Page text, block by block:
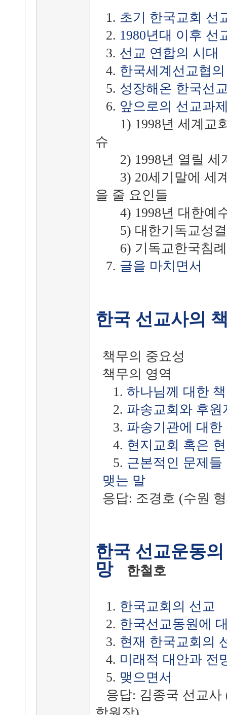
1. 초기 한국교회 선
2. 1980년대 이후 선
3. 선교 연합의 시대
4. 한국세계선교협
5. 성장해온 한국선
6. 앞으로의 선교과
1) 1998년 세계교
슈
2) 1998년 열릴 세
3) 20세기말에 세
을 줄 요인들
4) 1998년 대한예
5) 대한기독교성결
6) 기독교한국침
7. 글을 마치면서
한국 선교사의
책무의 중요성
책무의 영역
1. 하나님께 대한
2. 파송교회와 후
3. 파송기관에 대한
4. 현지교회 혹은
5. 근본적인 문제들
맺는 말
응답: 조경호 (수원
한국 선교운동
망
한철호
1. 한국교회의 선교
2. 한국선교동원에
3. 현재 한국교회의
4. 미래적 대안과 전
5. 맺으면서
응답: 김종국 선교사